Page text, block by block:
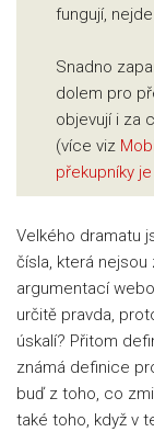
fungují,
Snadno
dolem pro
objevují i za
(více viz
překupníky
Velkého dramatu
čísla, která nejsou
argumentací
určitě pravda,
úskalí? Přitom
známá definice
buď z toho, co
také toho, když v